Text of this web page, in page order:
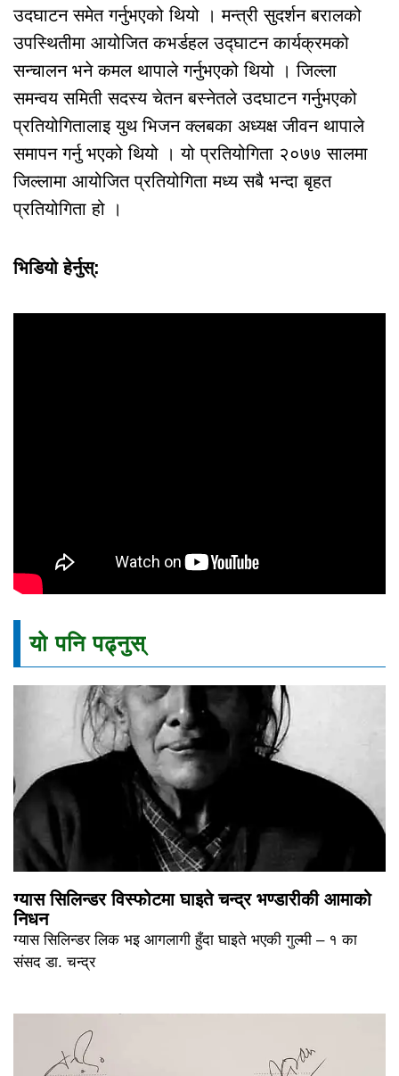
उदघाटन समेत गर्नुभएको थियो । मन्त्री सुदर्शन बरालको
उपस्थितीमा आयोजित कभर्डहल उद्घाटन कार्यक्रमको
सन्चालन भने कमल थापाले गर्नुभएको थियो । जिल्ला
समन्वय समिती सदस्य चेतन बस्नेतले उदघाटन गर्नुभएको
प्रतियोगितालाइ युथ भिजन क्लबका अध्यक्ष जीवन थापाले
समापन गर्नु भएको थियो । यो प्रतियोगिता २०७७ सालमा
जिल्लामा आयोजित प्रतियोगिता मध्य सबै भन्दा बृहत
प्रतियोगिता हो ।
भिडियो हेर्नुस्:
यो पनि पढ्नुस्
ग्यास सिलिन्डर विस्फोटमा घाइते चन्द्र भण्डारीकी आमाको
निधन
ग्यास सिलिन्डर लिक भइ आगलागी हुँदा घाइते भएकी गुल्मी – १ का
संसद डा. चन्द्र